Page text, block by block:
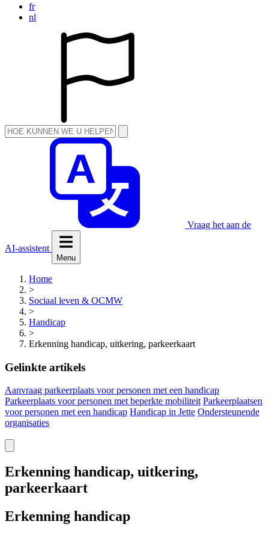
fr
nl
Vraag het aan de
AI-assistent
Menu
Home
>
Sociaal leven & OCMW
>
Handicap
>
Erkenning handicap, uitkering, parkeerkaart
Gelinkte artikels
Aanvraag parkeerplaats voor personen met een handicap
Parkeerplaats voor personen met beperkte mobiliteit Parkeerplaatsen
voor personen met een handicap Handicap in Jette Ondersteunende
organisaties
Erkenning handicap, uitkering,
parkeerkaart
Erkenning handicap